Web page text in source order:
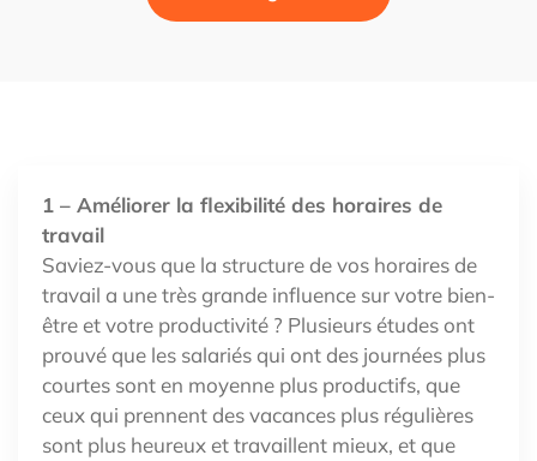
1 – Améliorer la flexibilité des horaires de
travail
Saviez-vous que la structure de vos horaires de
travail a une très grande influence sur votre bien-
être et votre productivité ? Plusieurs études ont
prouvé que les salariés qui ont des journées plus
courtes sont en moyenne plus productifs, que
ceux qui prennent des vacances plus régulières
sont plus heureux et travaillent mieux, et que